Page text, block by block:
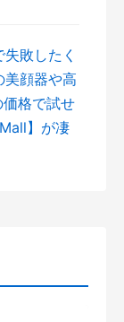
失敗したく
美顔器や高
格で試せ
】が凄